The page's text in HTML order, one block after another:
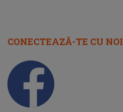
CONECTEAZĂ-TE CU NOI